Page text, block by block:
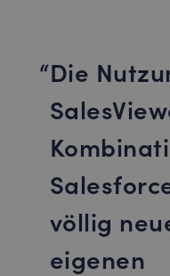
Die
völlig
eigenen